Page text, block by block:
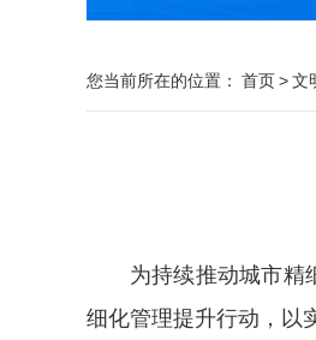
您当前所在的位置： 首页>文
为持续推动城市精
细化管理提升行动，以